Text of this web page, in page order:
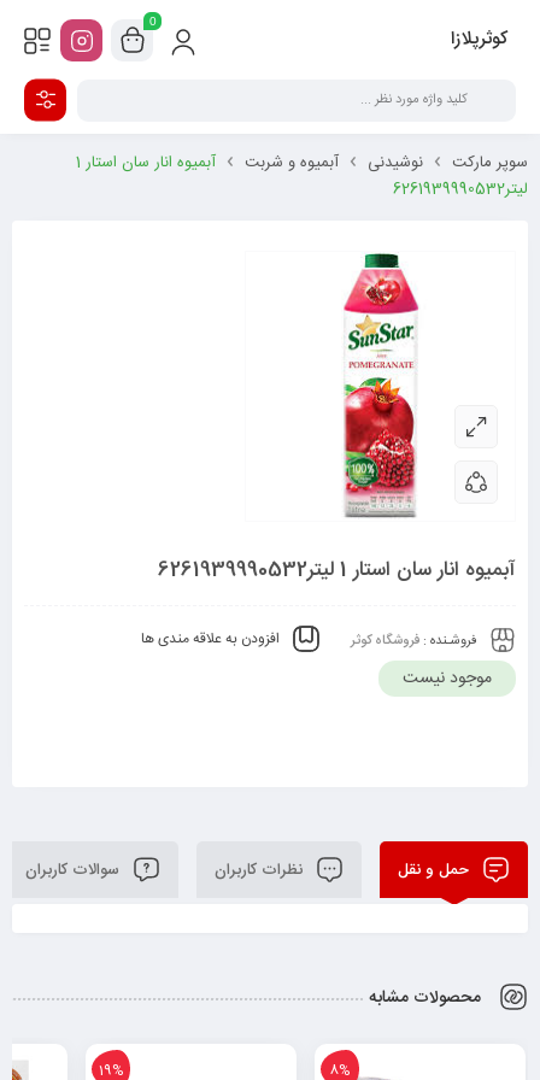
کوثرپلازا
0
سوپر مارکت نوشیدنی آبمیوه و شربت
آبمیوه انار سان استار 1
لیتر6261939990532
آبمیوه انار سان استار 1 لیتر6261939990532
فروشـنده : فروشگاه کوثر افزودن به علاقه مندی ها
موجود نیست
حمل و نقل نظرات کاربران سوالات کاربران
محصولات مشابه
8%
19%